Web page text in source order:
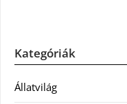
Kategóriák
Állatvilág